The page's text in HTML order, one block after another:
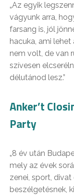
„Az egyik
vágyunk arra,
farsang is, jól
hacuka, ami
nem volt, de van
szívesen
délutánod lesz.”
Anker’t
Party
„8 év után
mely az évek
zenei, sport,
beszélgetésnek,